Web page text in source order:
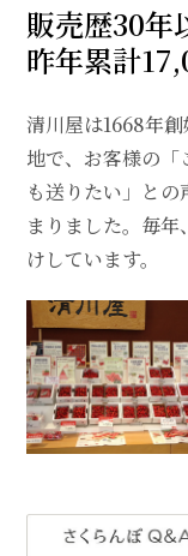
販売歴30年
昨年累計
清川屋は1668年
地で、お客様の
も送りたい」と
まりました。毎
けしています。